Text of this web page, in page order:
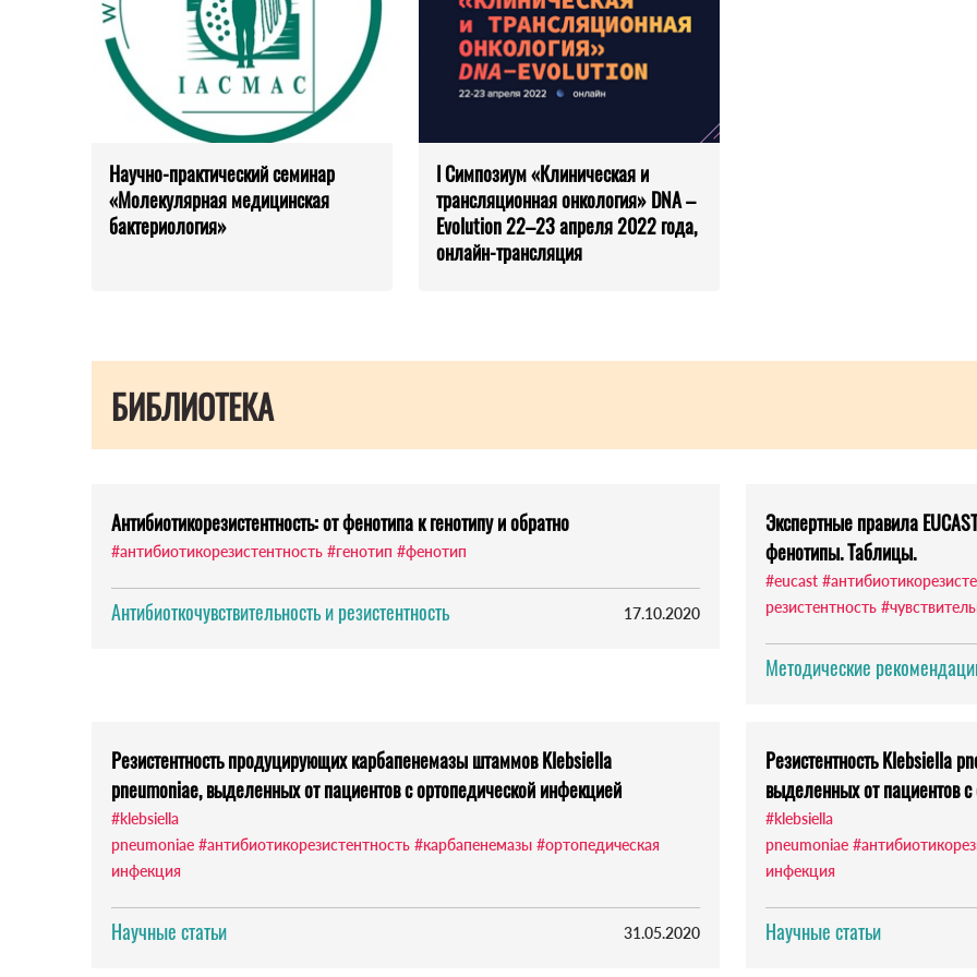
Научно-практический семинар
«Молекулярная медицинская
бактериология»
I Симпозиум «Клиническая и
трансляционная онкология» DNA –
Evolution 22–23 апреля 2022 года,
онлайн-трансляция
БИБЛИОТЕКА
Антибиотикорезистентность: от фенотипа к генотипу и обратно
#антибиотикорезистентность #генотип #фенотип
Антибиоткочувствительность и резистентность 17.10.2020
Экспертные правила
фенотипы. Таблицы.
#eucast
резистентность
Методические
Резистентность продуцирующих карбапенемазы штаммов Klebsiella
pneumoniae, выделенных от пациентов с ортопедической инфекцией
#klebsiella
pneumoniae #антибиотикорезистентность #карбапенемазы #ортопедическая
инфекция
Научные статьи 31.05.2020
Резистентность Klebsiella
выдeленных от пациентов
#klebsiella
pneumoniae
инфекция
Научные статьи